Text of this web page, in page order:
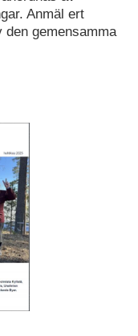
Anmäl ert
den gemensamma